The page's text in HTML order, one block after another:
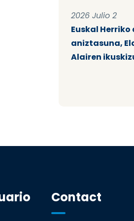
2026 Julio 2
Euskal
aniztasuna,
Alairen
Contact